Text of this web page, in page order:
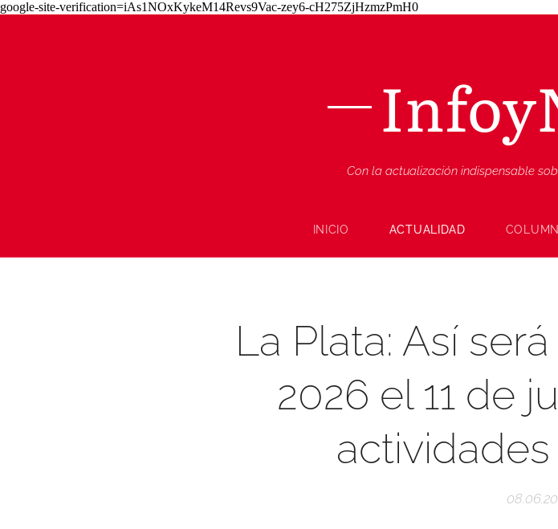
google-site-verification=iAs1NOxKykeM14Revs9Vac-zey6-cH275ZjHzmzPmH0
Con la actualización indispensable
INICIO ACTUALIDAD
La Plata: Así
2026 el 11 de